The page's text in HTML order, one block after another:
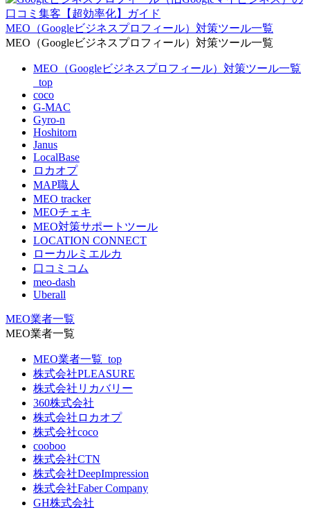
MEO（Googleビジネスプロフィール）対策ツール一覧
MEO（Googleビジネスプロフィール）対策ツール一覧
MEO（Googleビジネスプロフィール）対策ツール一覧
_top
coco
G-MAC
Gyro-n
Hoshitorn
Janus
LocalBase
ロカオプ
MAP職人
MEO tracker
MEOチェキ
MEO対策サポートツール
LOCATION CONNECT
ローカルミエルカ
口コミコム
meo-dash
Uberall
MEO業者一覧
MEO業者一覧
MEO業者一覧_top
株式会社PLEASURE
株式会社リカバリー
360株式会社
株式会社ロカオプ
株式会社coco
cooboo
株式会社CTN
株式会社DeepImpression
株式会社Faber Company
GH株式会社